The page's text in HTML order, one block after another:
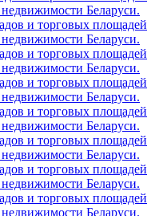
Беларуси.
и торговых площадей
Беларуси.
и торговых площадей
Беларуси.
и торговых площадей
Беларуси.
и торговых площадей
Беларуси.
и торговых площадей
Беларуси.
и торговых площадей
Беларуси.
и торговых площадей
Беларуси.